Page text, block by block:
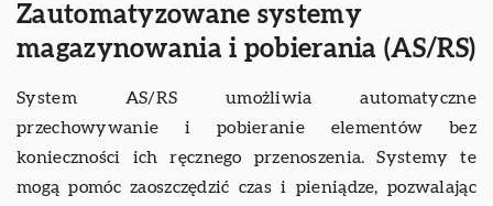
Zautomatyzowane systemy
magazynowania i pobierania (AS/RS)
System AS/RS umożliwia automatyczne
przechowywanie i pobieranie elementów bez
konieczności ich ręcznego przenoszenia. Systemy te
mogą pomóc zaoszczędzić czas i pieniądze, pozwalając